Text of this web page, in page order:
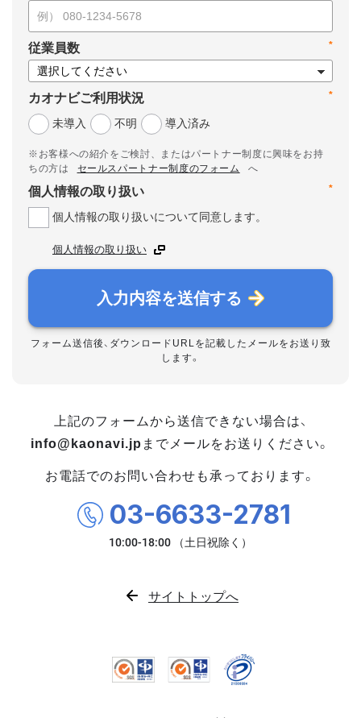
*
従業員数
*
カオナビご利用状況
未導入
不明 導入済み
※お客様への紹介をご検討、またはパートナー制度に興味をお持
ちの方は
セールスパートナー制度のフォーム
へ
*
個人情報の取り扱い
個人情報の取り扱いについて同意します。
個人情報の取り扱い
入力内容を送信する
フォーム送信後、ダウンロードURLを記載したメールをお送り致
します。
上記のフォームから送信できない場合は、
info@kaonavi.jp までメールをお送りください。
お電話でのお問い合わせも承っております。
03-6633-2781
サイトトップへ